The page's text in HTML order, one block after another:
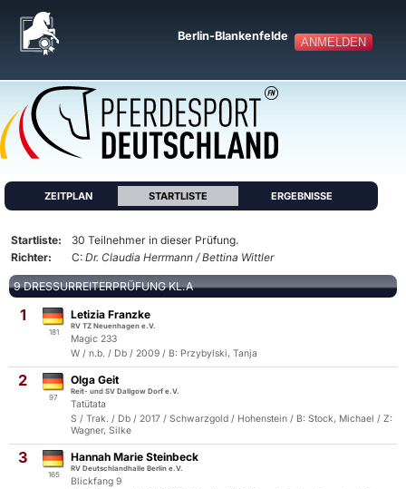
ANMELDEN
Berlin-Blankenfelde
ZEITPLAN STARTLISTE ERGEBNISSE
Startliste:
30 Teilnehmer in dieser Prüfung.
Richter:
C: Dr. Claudia Herrmann / Bettina Wittler
9 DRESSURREITERPRÜFUNG KL.A
1
181
Letizia Franzke
RV TZ Neuenhagen e.V.
Magic 233
W / n.b. / Db / 2009 / B: Przybylski, Tanja
2
97
Olga Geit
Reit- und SV Dallgow Dorf e.V.
Tatütata
S / Trak. / Db / 2017 / Schwarzgold / Hohenstein / B: Stock, Michael / Z:
Wagner, Silke
3
165
Hannah Marie Steinbeck
RV Deutschlandhalle Berlin e.V.
Blickfang 9